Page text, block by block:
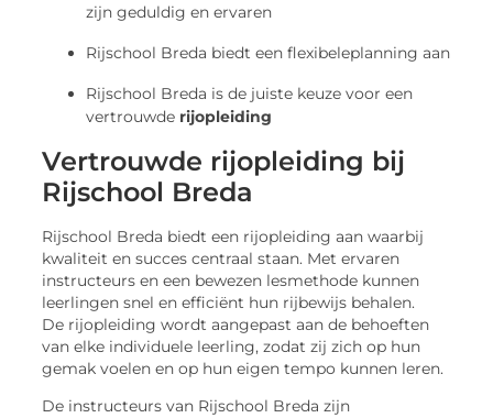
zijn geduldig en ervaren
Rijschool Breda biedt een flexibeleplanning aan
Rijschool Breda is de juiste keuze voor een
vertrouwde rijopleiding
Vertrouwde rijopleiding bij
Rijschool Breda
Rijschool Breda biedt een rijopleiding aan waarbij
kwaliteit en succes centraal staan. Met ervaren
instructeurs en een bewezen lesmethode kunnen
leerlingen snel en efficiënt hun rijbewijs behalen.
De rijopleiding wordt aangepast aan de behoeften
van elke individuele leerling, zodat zij zich op hun
gemak voelen en op hun eigen tempo kunnen leren.
De instructeurs van Rijschool Breda zijn